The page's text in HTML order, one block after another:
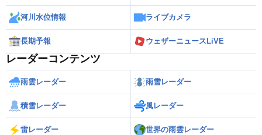
河川水位情報 ライブカメラ
長期予報 ウェザーニュースLiVE
レーダーコンテンツ
雨雲レーダー 雨雪レーダー
積雪レーダー 風レーダー
雷レーダー 世界の雨雲レーダー